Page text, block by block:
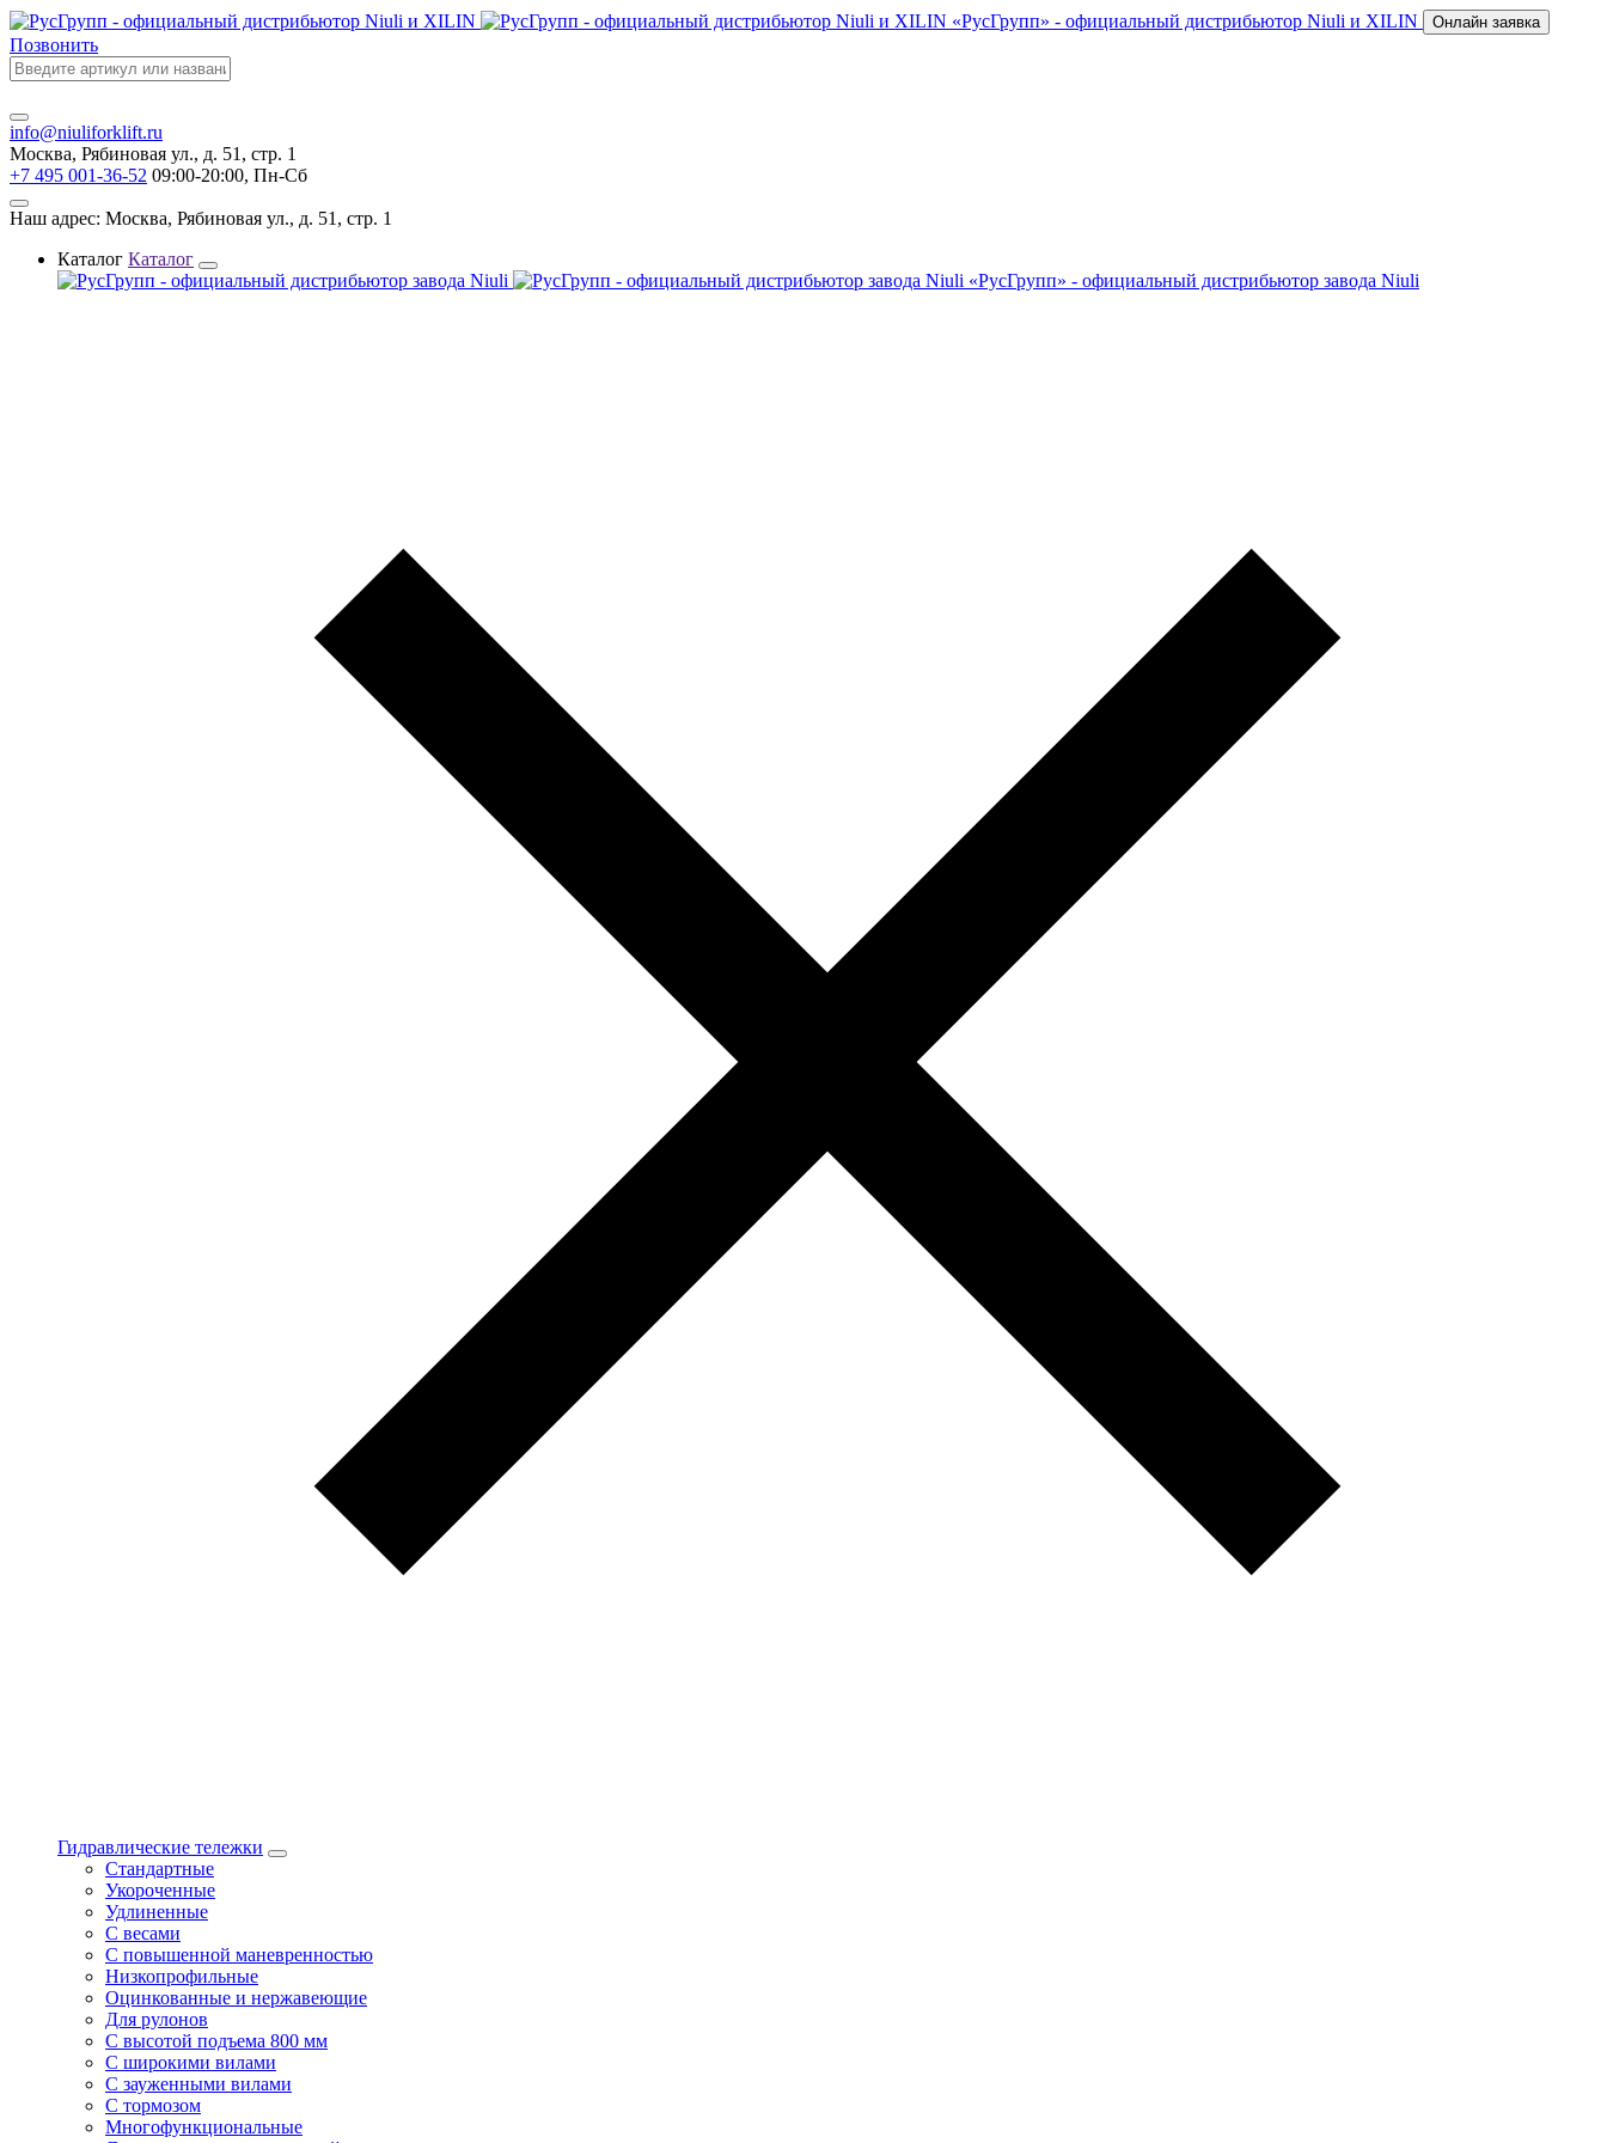
«РусГрупп» - официальный диcтрибьютор Niuli и XILIN Онлайн заявка
Позвонить
info@niuliforklift.ru
Москва, Рябиновая ул., д. 51, стр. 1
+7 495 001-36-52 09:00-20:00, Пн-Сб
Наш адрес: Москва, Рябиновая ул., д. 51, стр. 1
Каталог Каталог
«РусГрупп» - официальный диcтрибьютор завода Niuli
Гидравлические тележки
Стандартные
Укороченные
Удлиненные
С весами
С повышенной маневренностью
Низкопрофильные
Оцинкованные и нержавеющие
Для рулонов
С высотой подъема 800 мм
С широкими вилами
С зауженными вилами
С тормозом
Многофункциональные